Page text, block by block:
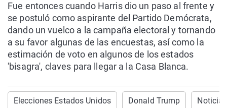
Fue entonces cuando Harris dio un paso al frente y
se postuló como aspirante del Partido Demócrata,
dando un vuelco a la campaña electoral y tornando
a su favor algunas de las encuestas, así como la
estimación de voto en algunos de los estados
'bisagra', claves para llegar a la Casa Blanca.
Elecciones Estados Unidos Donald Trump